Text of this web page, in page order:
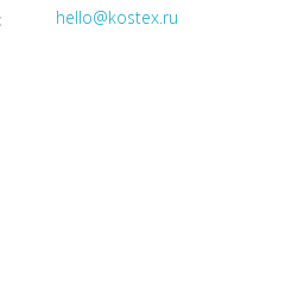
hello@kostex.ru